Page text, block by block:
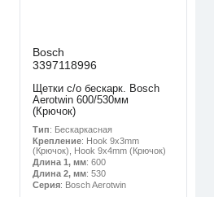
Bosch
3397118996
Щетки с/о бескарк. Bosch
Aerotwin 600/530мм
(Крючок)
Тип: Бескаркасная
Крепление: Hook 9x3mm
(Крючок), Hook 9x4mm (Крючок)
Длина 1, мм: 600
Длина 2, мм: 530
Серия: Bosch Aerotwin